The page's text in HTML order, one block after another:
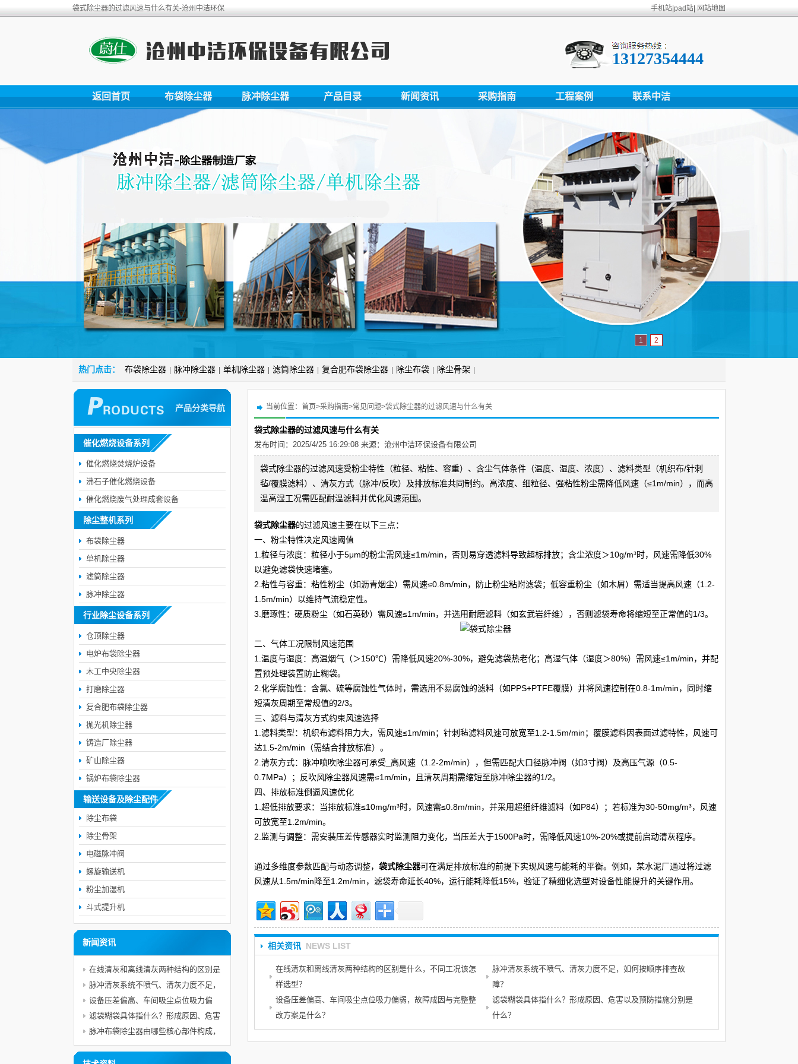
袋式除尘器的过滤风速与什么有关-沧州中洁环保 手机站 pad站 网站地图
13127354444
返回首页 布袋除尘器 脉冲除尘器 产品目录 新闻资讯 采购指南 工程案例 联系中洁
1 2
热门点击： 布袋除尘器 脉冲除尘器 单机除尘器 滤筒除尘器 复合肥布袋除尘器 除尘布袋 除尘骨架
当前位置： 首页>采购指南>常见问题>袋式除尘器的过滤风速与什么有关
袋式除尘器的过滤风速与什么有关
发布时间：2025/4/25 16:29:08 来源： 沧州中洁环保设备有限公司
袋式除尘器的过滤风速受粉尘特性（粒径、粘性、容重）、含尘气体条件（温度、湿度、浓度）、滤料类型（机织布/针刺
毡/覆膜滤料）、清灰方式（脉冲/反吹）及排放标准共同制约。高浓度、细粒径、强粘性粉尘需降低风速（≤1m/min），而高
温高湿工况需匹配耐温滤料并优化风速范围。
袋式除尘器的过滤风速主要在以下三点：
一、粉尘特性决定风速阈值
1.粒径与浓度：粒径小于5μm的粉尘需风速≤1m/min，否则易穿透滤料导致超标排放；含尘浓度＞10g/m³时，风速需降低30%
以避免滤袋快速堵塞。
2.粘性与容重：粘性粉尘（如沥青烟尘）需风速≤0.8m/min，防止粉尘粘附滤袋；低容重粉尘（如木屑）需适当提高风速（1.2-
1.5m/min）以维持气流稳定性。
3.磨琢性：硬质粉尘（如石英砂）需风速≤1m/min，并选用耐磨滤料（如玄武岩纤维），否则滤袋寿命将缩短至正常值的1/3。
二、气体工况限制风速范围
1.温度与湿度：高温烟气（＞150℃）需降低风速20%-30%，避免滤袋热老化；高湿气体（湿度＞80%）需风速≤1m/min，并配
置预处理装置防止糊袋。
2.化学腐蚀性：含氯、硫等腐蚀性气体时，需选用不易腐蚀的滤料（如PPS+PTFE覆膜）并将风速控制在0.8-1m/min，同时缩
短清灰周期至常规值的2/3。
三、滤料与清灰方式约束风速选择
1.滤料类型：机织布滤料阻力大，需风速≤1m/min；针刺毡滤料风速可放宽至1.2-1.5m/min；覆膜滤料因表面过滤特性，风速可
达1.5-2m/min（需结合排放标准）。
2.清灰方式：脉冲喷吹除尘器可承受_高风速（1.2-2m/min），但需匹配大口径脉冲阀（如3寸阀）及高压气源（0.5-
0.7MPa）；反吹风除尘器风速需≤1m/min，且清灰周期需缩短至脉冲除尘器的1/2。
四、排放标准倒逼风速优化
1.超低排放要求：当排放标准≤10mg/m³时，风速需≤0.8m/min，并采用超细纤维滤料（如P84）；若标准为30-50mg/m³，风速
可放宽至1.2m/min。
2.监测与调整：需安装压差传感器实时监测阻力变化，当压差大于1500Pa时，需降低风速10%-20%或提前启动清灰程序。
通过多维度参数匹配与动态调整， 袋式除尘器可在满足排放标准的前提下实现风速与能耗的平衡。例如，某水泥厂通过将过滤
风速从1.5m/min降至1.2m/min，滤袋寿命延长40%，运行能耗降低15%，验证了精细化选型对设备性能提升的关键作用。
相关资讯 NEWS LIST
在线清灰和离线清灰两种结构的区别是什么，不同工况该怎
样选型？
脉冲清灰系统不喷气、清灰力度不足，如何按顺序排查故
障？
设备压差偏高、车间吸尘点位吸力偏弱，故障成因与完整整
改方案是什么？
滤袋糊袋具体指什么？形成原因、危害以及预防措施分别是
什么？
产品分类导航
催化燃烧设备系列
催化燃烧焚烧炉设备
沸石子催化燃烧设备
催化燃烧废气处理成套设备
除尘整机系列
布袋除尘器
单机除尘器
滤筒除尘器
脉冲除尘器
行业除尘设备系列
仓顶除尘器
电炉布袋除尘器
木工中央除尘器
打磨除尘器
复合肥布袋除尘器
抛光机除尘器
铸造厂除尘器
矿山除尘器
锅炉布袋除尘器
输送设备及除尘配件
除尘布袋
除尘骨架
电磁脉冲阀
螺旋输送机
粉尘加湿机
斗式提升机
新闻资讯
在线清灰和离线清灰两种结构的区别是
什么，不同工况该怎样选型？
脉冲清灰系统不喷气、清灰力度不足，
如何按顺序排查故障？
设备压差偏高、车间吸尘点位吸力偏
弱，故障成因与完整整改方案是什么？
滤袋糊袋具体指什么？形成原因、危害
以及预防措施分别是什么？
脉冲布袋除尘器由哪些核心部件构成，
各自承担什么作用？